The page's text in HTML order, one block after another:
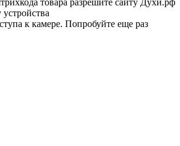
устройства
к камере. Попробуйте еще раз